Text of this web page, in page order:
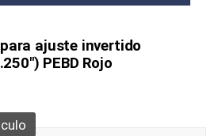
ajuste invertido
PEBD Rojo